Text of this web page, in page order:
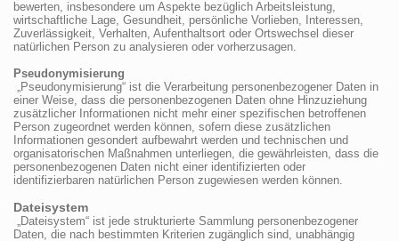
bewerten, insbesondere um Aspekte bezüglich Arbeitsleistung,
wirtschaftliche Lage, Gesundheit, persönliche Vorlieben, Interessen,
Zuverlässigkeit, Verhalten, Aufenthaltsort oder Ortswechsel dieser
natürlichen Person zu analysieren oder vorherzusagen.
Pseudonymisierung
„Pseudonymisierung“ ist die Verarbeitung personenbezogener Daten in
einer Weise, dass die personenbezogenen Daten ohne Hinzuziehung
zusätzlicher Informationen nicht mehr einer spezifischen betroffenen
Person zugeordnet werden können, sofern diese zusätzlichen
Informationen gesondert aufbewahrt werden und technischen und
organisatorischen Maßnahmen unterliegen, die gewährleisten, dass die
personenbezogenen Daten nicht einer identifizierten oder
identifizierbaren natürlichen Person zugewiesen werden können.
Dateisystem
„Dateisystem“ ist jede strukturierte Sammlung personenbezogener
Daten, die nach bestimmten Kriterien zugänglich sind, unabhängig